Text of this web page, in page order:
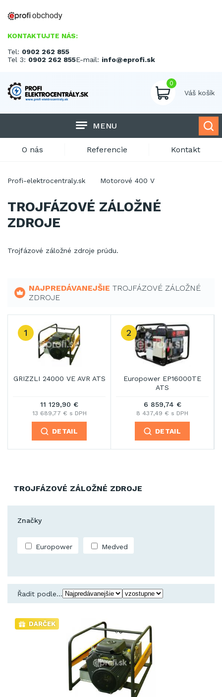
KONTAKTUJTE NÁS:
Tel: 0902 262 855
Tel 3: 0902 262 855E-mail: info@eprofi.sk
0
Váš košík
MENU
O nás Referencie Kontakt
Profi-elektrocentraly.sk Motorové 400 V
TROJFÁZOVÉ ZÁLOŽNÉ
ZDROJE
Trojfázové záložné zdroje prúdu.
NAJPREDÁVANEJŠIETROJFÁZOVÉ ZÁLOŽNÉ
ZDROJE
1
GRIZZLI 24000 VE AVR ATS
11 129,90 €
13 689,77 € s DPH
DETAIL
2
Europower EP16000TE
ATS
6 859,74 €
8 437,49 € s DPH
DETAIL
TROJFÁZOVÉ ZÁLOŽNÉ ZDROJE
Značky
Europower Medved
Řadit podle...
DARČEK